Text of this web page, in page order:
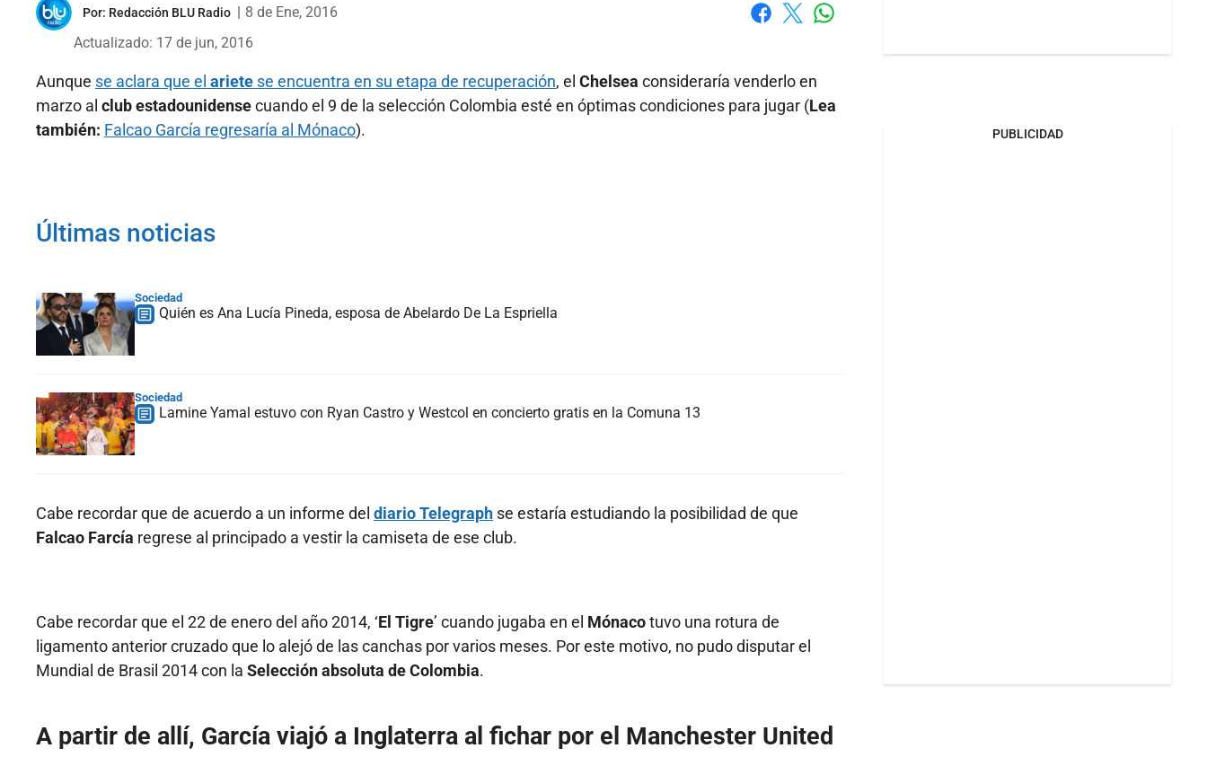
Por: Redacción BLU Radio
8 de Ene, 2016
Actualizado: 17 de jun, 2016
Aunque se aclara que el ariete se encuentra en su etapa de recuperación, el Chelsea consideraría venderlo en
marzo al club estadounidensecuando el 9 de la selección Colombia esté en óptimas condiciones para jugar (Lea
también: Falcao García regresaría al Mónaco).
Últimas noticias
Sociedad
Quién es Ana Lucía Pineda, esposa de Abelardo De La Espriella
Sociedad
Lamine Yamal estuvo con Ryan Castro y Westcol en concierto gratis en la Comuna 13
Cabe recordar que de acuerdo a un informe del diario Telegraph se estaría estudiando la posibilidad de que
Falcao Farcía regrese al principado a vestir la camiseta de ese club.
Cabe recordar que el 22 de enero del año 2014, ‘El Tigre’ cuando jugaba en el Mónacotuvo una rotura de
ligamento anterior cruzado que lo alejó de las canchas por varios meses. Por este motivo, no pudo disputar el
Mundial de Brasil 2014 con la Selección absoluta de Colombia.
A partir de allí, García viajó a Inglaterra al fichar por el Manchester United
PUBLICIDAD